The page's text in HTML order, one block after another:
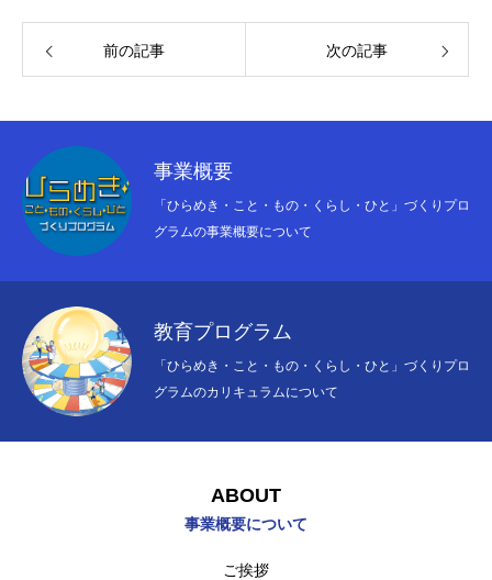
前の記事 次の記事
事業概要
「ひらめき・こと・もの・くらし・ひと」づくりプロ
グラムの事業概要について
教育プログラム
「ひらめき・こと・もの・くらし・ひと」づくりプロ
グラムのカリキュラムについて
ABOUT
事業概要について
ご挨拶